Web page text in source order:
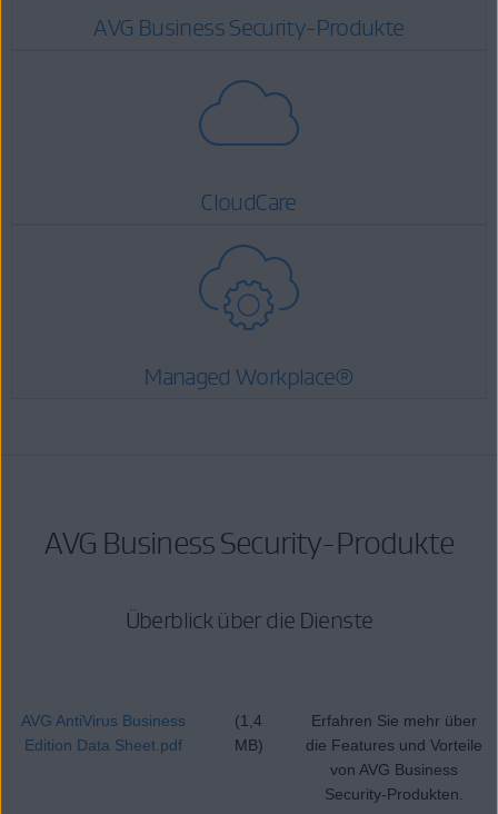
AVG Business Security-Produkte
CloudCare
Managed Workplace®
AVG Business Security-Produkte
Überblick über die Dienste
AVG AntiVirus Business
Edition Data Sheet.pdf
(1,4
MB)
Erfahren Sie mehr über
die Features und Vorteile
von AVG Business
Security-Produkten.